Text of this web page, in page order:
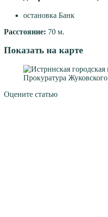
остановка Банк
Расстояние: 70 м.
Показать на карте
Прокуратура Жуковского
Оцените статью